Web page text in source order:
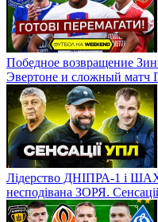
Победное возвращение
Эвертоне и сложный
Лідерство ДНІПРА-1 і
несподівана ЗОРЯ.